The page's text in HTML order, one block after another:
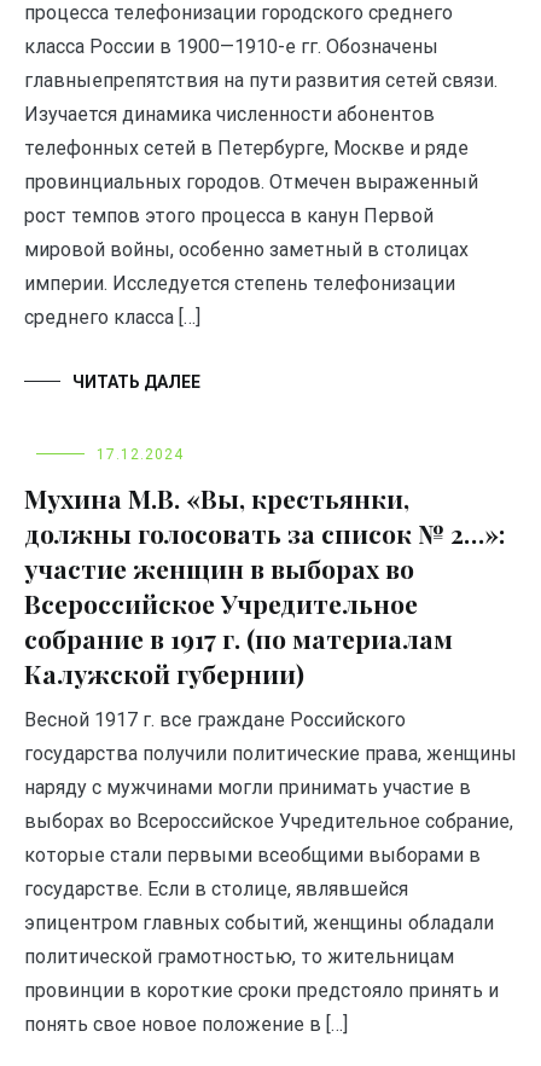
процесса телефонизации городского среднего
класса России в 1900—1910-е гг. Обозначены
главныепрепятствия на пути развития сетей связи.
Изучается динамика численности абонентов
телефонных сетей в Петербурге, Москве и ряде
провинциальных городов. Отмечен выраженный
рост темпов этого процесса в канун Первой
мировой войны, особенно заметный в столицах
империи. Исследуется степень телефонизации
среднего класса […]
ЧИТАТЬ ДАЛЕЕ
17.12.2024
Мухина М.В. «Вы, крестьянки,
должны голосовать за список № 2…»:
участие женщин в выборах во
Всероссийское Учредительное
собрание в 1917 г. (по материалам
Калужской губернии)
Весной 1917 г. все граждане Российского
государства получили политические права, женщины
наряду с мужчинами могли принимать участие в
выборах во Всероссийское Учредительное собрание,
которые стали первыми всеобщими выборами в
государстве. Если в столице, являвшейся
эпицентром главных событий, женщины обладали
политической грамотностью, то жительницам
провинции в короткие сроки предстояло принять и
понять свое новое положение в […]